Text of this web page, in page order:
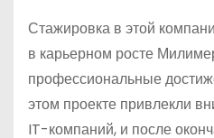
Стажировка в этой
в карьерном росте
профессиональные
этом проекте привлекли
IT-компаний, и после